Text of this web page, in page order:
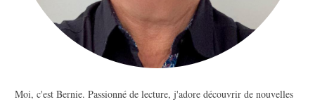
Moi, c'est Bernie. Passionné de lecture, j'adore découvrir de nouvelles